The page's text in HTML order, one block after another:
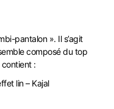
pantalon ». Il s’agit
composé du top
:
lin – Kajal